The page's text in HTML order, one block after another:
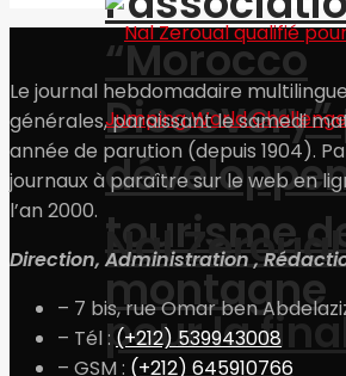
“Morocco
tourisme
montagne
Nal
pour la
Le journal hebdomadaire
générales, paraissant le samedi
année de parution (depuis 1904).
journaux à paraître sur le web en
l’an 2000.
Direction, Administration ,
– 7 bis, rue Omar ben
– Tél : (+212) 539943008
– GSM : (+212) 645910766